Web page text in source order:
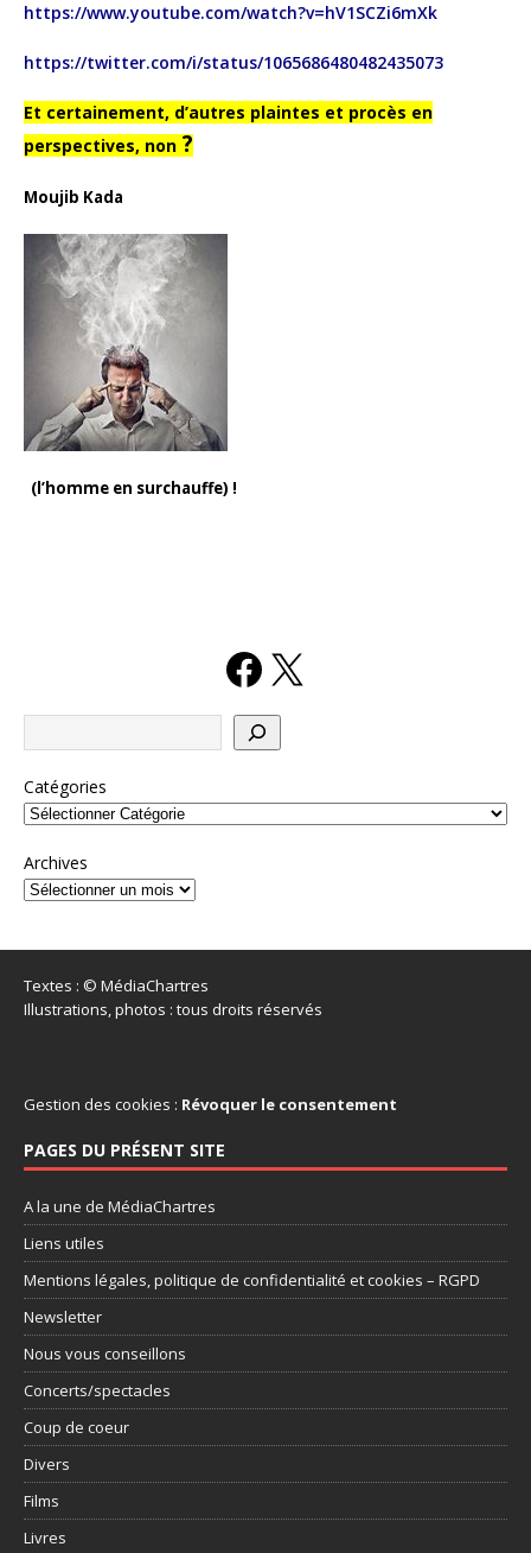
https://www.youtube.com/watch?v=hV1SCZi6mXk
https://twitter.com/i/status/1065686480482435073
Et certainement, d’autres plaintes et procès en
perspectives, non?
Moujib Kada
(l’homme en surchauffe) !
Catégories
Archives
Textes : © MédiaChartres
Illustrations, photos : tous droits réservés
Gestion des cookies : Révoquer le consentement
PAGES DU PRÉSENT SITE
A la une de MédiaChartres
Liens utiles
Mentions légales, politique de confidentialité et cookies – RGPD
Newsletter
Nous vous conseillons
Concerts/spectacles
Coup de coeur
Divers
Films
Livres